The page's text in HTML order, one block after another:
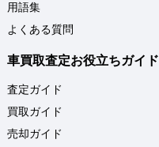
用語集
よくある質問
車買取査定お役立ちガイド
査定ガイド
買取ガイド
売却ガイド